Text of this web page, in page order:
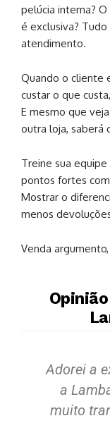
pelúcia interna?
é exclusiva?
atendimento.
Quando o cliente
custar o que
E mesmo que
outra loja, saberá
Treine sua
pontos fortes
Mostrar o
menos
Venda
Adorei a
a
muito